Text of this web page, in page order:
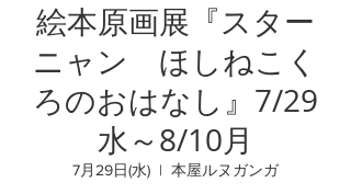
絵本原画展『スター
ニャン ほしねこく
ろのおはなし』7/29
水～8/10月
7月29日(水)
  |
本屋ルヌガンガ